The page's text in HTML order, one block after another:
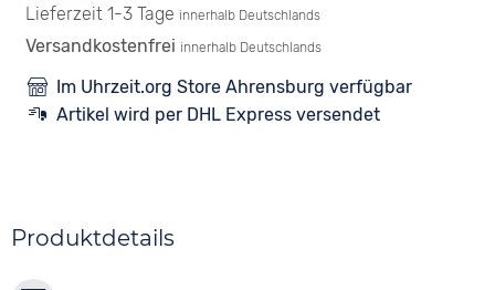
Lieferzeit 1-3 Tage innerhalb Deutschlands
Versandkostenfrei innerhalb Deutschlands
Im Uhrzeit.org Store Ahrensburg verfügbar
Artikel wird per DHL Express versendet
Produktdetails